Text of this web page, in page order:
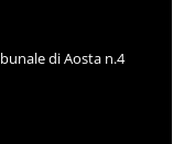
di Aosta n.4